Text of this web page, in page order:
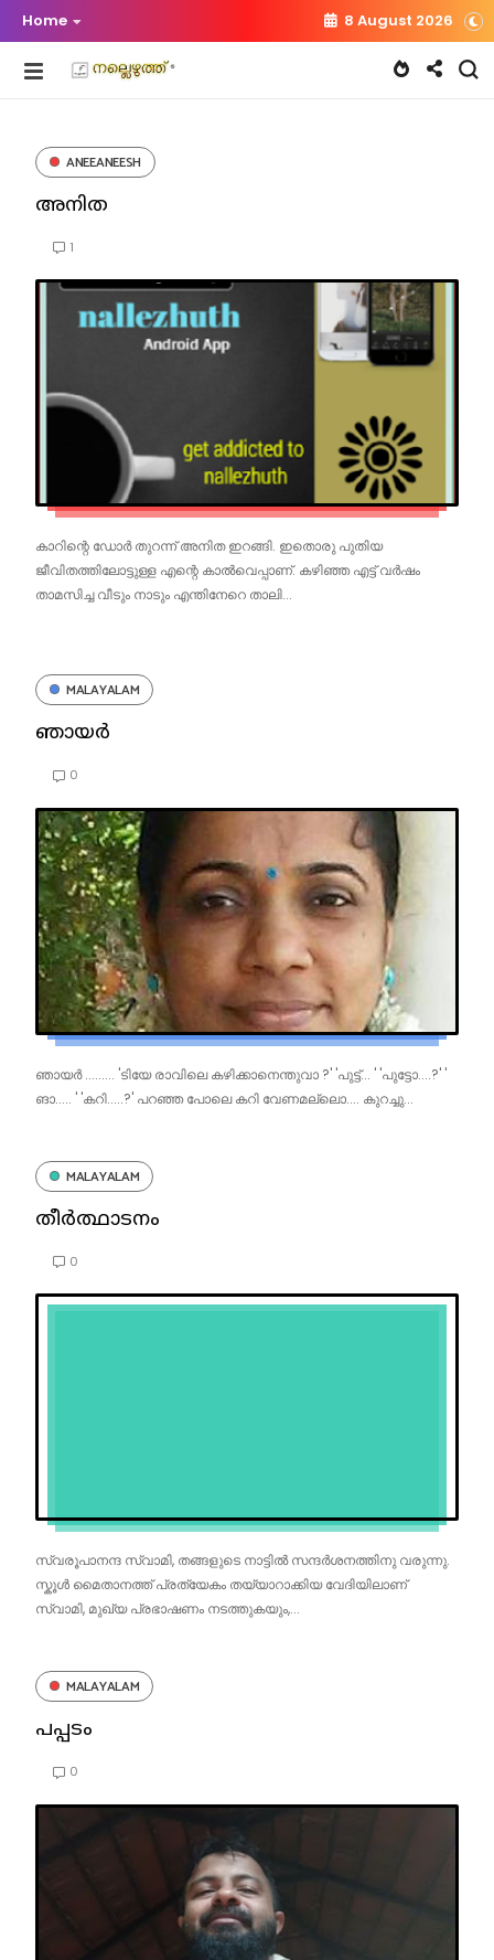
Home 8 August 2026
ANEEANEESH
അനിത
1
കാറിന്റെ ഡോർ തുറന്ന് അനിത ഇറങ്ങി. ഇതൊരു പുതിയ
ജീവിതത്തിലോട്ടുള്ള എന്റെ കാൽവെപ്പാണ്. കഴിഞ്ഞ എട്ട് വർഷം
താമസിച്ച വീടും നാടും എന്തിനേറെ താലി...
MALAYALAM
ഞായർ
0
ഞായർ ......... 'ടിയേ രാവിലെ കഴിക്കാനെന്തുവാ ?' 'പുട്ട്... ' 'പുട്ടോ....?' '
ങാ..... ' 'കറി.....?' പറഞ്ഞ പോലെ കറി വേണമല്ലൊ.... കുറച്ചു...
MALAYALAM
തീർത്ഥാടനം
0
സ്വരൂപാനന്ദ സ്വാമി, തങ്ങളുടെ നാട്ടിൽ സന്ദർശനത്തിനു വരുന്നു.
സ്കൂൾ മൈതാനത്ത് പ്രത്യേകം തയ്യാറാക്കിയ വേദിയിലാണ്
സ്വാമി, മുഖ്യ പ്രഭാഷണം നടത്തുകയും,...
MALAYALAM
പപ്പടം
0